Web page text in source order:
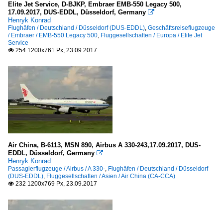
Elite Jet Service, D-BJKP, Embraer EMB-550 Legacy 500,
17.09.2017, DUS-EDDL, Düsseldorf, Germany 
Henryk Konrad
Flughäfen / Deutschland / Düsseldorf (DUS-EDDL), Geschäftsreiseflugzeuge
/ Embraer / EMB-550 Legacy 500, Fluggesellschaften / Europa / Elite Jet
Service
 254 1200x761 Px, 23.09.2017
Air China, B-6113, MSN 890, Airbus A 330-243,17.09.2017, DUS-
EDDL, Düsseldorf, Germany 
Henryk Konrad
Passagierflugzeuge / Airbus / A 330-, Flughäfen / Deutschland / Düsseldorf
(DUS-EDDL), Fluggesellschaften / Asien / Air China (CA-CCA)
 232 1200x769 Px, 23.09.2017